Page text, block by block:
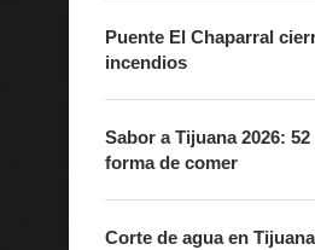
Puente El Chaparral
incendios
Sabor a Tijuana 2026:
forma de comer
Corte de agua en